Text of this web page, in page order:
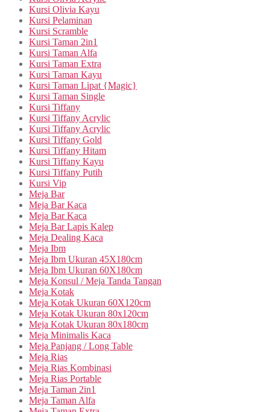
Kursi Olivia Kayu
Kursi Pelaminan
Kursi Scramble
Kursi Taman 2in1
Kursi Taman Alfa
Kursi Taman Extra
Kursi Taman Kayu
Kursi Taman Lipat {Magic}
Kursi Taman Single
Kursi Tiffany
Kursi Tiffany Acrylic
Kursi Tiffany Acrylic
Kursi Tiffany Gold
Kursi Tiffany Hitam
Kursi Tiffany Kayu
Kursi Tiffany Putih
Kursi Vip
Meja Bar
Meja Bar Kaca
Meja Bar Kaca
Meja Bar Lapis Kalep
Meja Dealing Kaca
Meja Ibm
Meja Ibm Ukuran 45X180cm
Meja Ibm Ukuran 60X180cm
Meja Konsul / Meja Tanda Tangan
Meja Kotak
Meja Kotak Ukuran 60X120cm
Meja Kotak Ukuran 80x120cm
Meja Kotak Ukuran 80x180cm
Meja Minimalis Kaca
Meja Panjang / Long Table
Meja Rias
Meja Rias Kombinasi
Meja Rias Portable
Meja Taman 2in1
Meja Taman Alfa